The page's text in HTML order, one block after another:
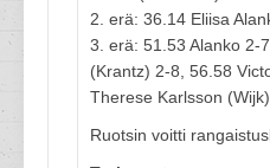
2. erä: 36.14 Eliisa
3. erä: 51.53 Alanko 2-
(Krantz) 2-8, 56.58
Therese Karlsson (Wijk)
Ruotsin voitti